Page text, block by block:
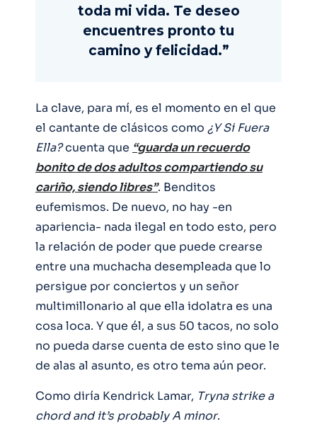
toda mi vida. Te deseo
encuentres pronto tu
camino y felicidad.”
La clave, para mí, es el momento en el que
el cantante de clásicos como ¿Y Si Fuera
Ella?cuenta que “guarda un recuerdo
bonito de dos adultos compartiendo su
cariño, siendo libres”. Benditos
eufemismos. De nuevo, no hay -en
apariencia- nada ilegal en todo esto, pero
la relación de poder que puede crearse
entre una muchacha desempleada que lo
persigue por conciertos y un señor
multimillonario al que ella idolatra es una
cosa loca. Y que él, a sus 50 tacos, no solo
no pueda darse cuenta de esto sino que le
de alas al asunto, es otro tema aún peor.
Como diría Kendrick Lamar, Tryna strike a
chord and it’s probably A minor.